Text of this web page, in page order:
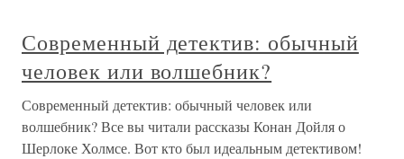
Современный детектив: обычный
человек или волшебник?
Современный детектив: обычный человек или
волшебник? Все вы читали рассказы Конан Дойля о
Шерлоке Холмсе. Вот кто был идеальным детективом!